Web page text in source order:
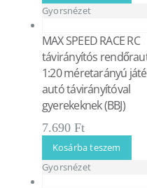
Gyorsnézet
MAX SPEED RACE RC
távirányítós
1:20 méretarányú
autó távirányítóval
gyerekeknek (BBJ)
7.690 Ft
Kosárba teszem
Gyorsnézet